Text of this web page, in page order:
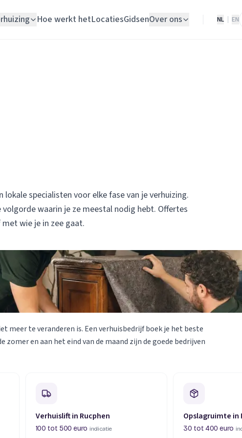
Verhuisvolume berekenen
Hoe werkt hetLocatiesGidsenOver ons NL EN
lokale specialisten voor elke fase van je verhuizing.
waarin je ze meestal nodig hebt. Offertes
wie je in zee gaat.
meer te veranderen is. Een verhuisbedrijf boek je het beste
en aan het eind van de maand zijn de goede bedrijven
Verhuislift in Rucphen
100 tot 500 euro indicatie
Opslagruimte in
30 tot 400 euro